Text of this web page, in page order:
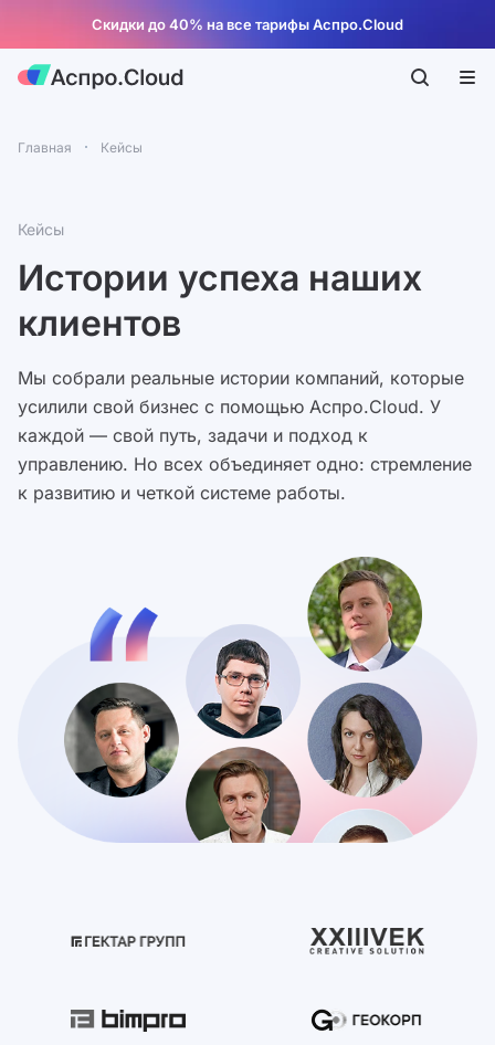
Скидки до 40% на все тарифы Аспро.Cloud
Главная Кейсы
Кейсы
Истории успеха наших
клиентов
Мы собрали реальные истории компаний, которые
усилили свой бизнес с помощью Аспро.Cloud. У
каждой — свой путь, задачи и подход к
управлению. Но всех объединяет одно: стремление
к развитию и четкой системе работы.